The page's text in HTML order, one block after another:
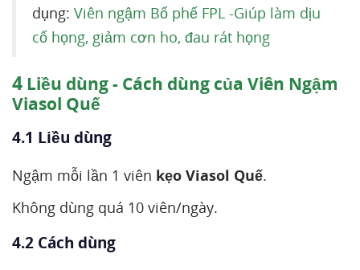
dụng: Viên ngậm Bổ phế FPL -Giúp làm dịu
cổ họng, giảm cơn ho, đau rát họng
4 Liều dùng - Cách dùng của Viên Ngậm
Viasol Quế
4.1 Liều dùng
Ngậm mỗi lần 1 viên kẹo Viasol Quế.
Không dùng quá 10 viên/ngày.
4.2 Cách dùng